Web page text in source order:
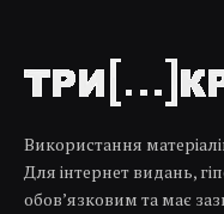
Використання
Для інтернет видань,
обов’язковим та має